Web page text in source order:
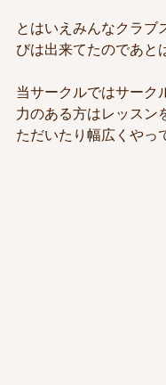
とはいえみんなクラブ
びは出来てたのであと
当サークルではサーク
力のある方はレッスン
ただいたり幅広くや